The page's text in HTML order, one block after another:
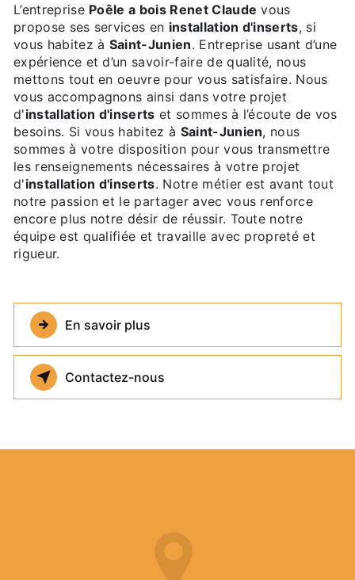
L’entreprise Poêle a bois Renet Claude vous
propose ses services en installation d'inserts, si
vous habitez à Saint-Junien. Entreprise usant d’une
expérience et d’un savoir-faire de qualité, nous
mettons tout en oeuvre pour vous satisfaire. Nous
vous accompagnons ainsi dans votre projet
d'installation d'inserts et sommes à l’écoute de vos
besoins. Si vous habitez à Saint-Junien, nous
sommes à votre disposition pour vous transmettre
les renseignements nécessaires à votre projet
d'installation d'inserts. Notre métier est avant tout
notre passion et le partager avec vous renforce
encore plus notre désir de réussir. Toute notre
équipe est qualifiée et travaille avec propreté et
rigueur.
En savoir plus
Contactez-nous